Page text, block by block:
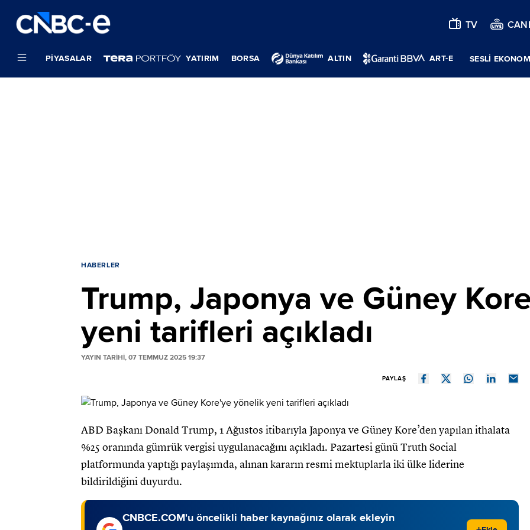
TV
PIYASALAR YATIRIM BORSA ALTIN ART-E SESLİ
HABERLER
Trump, Japonya ve Güney
yeni tarifleri açıkladı
YAYIN TARİHİ, 07 TEMMUZ 2025 19:37
PAYLAŞ
ABD Başkanı Donald Trump, 1 Ağustos itibarıyla Japonya ve Güney Kore’den yapılan ithalata
%25 oranında gümrük vergisi uygulanacağını açıkladı. Pazartesi günü Truth Social
platformunda yaptığı paylaşımda, alınan kararın resmi mektuplarla iki ülke liderine
bildirildiğini duyurdu.
CNBCE.COM'u öncelikli haber kaynağınız olarak ekleyin